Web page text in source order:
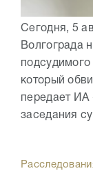
Сегодня, 5
Волгограда
который
передает ИА
заседания